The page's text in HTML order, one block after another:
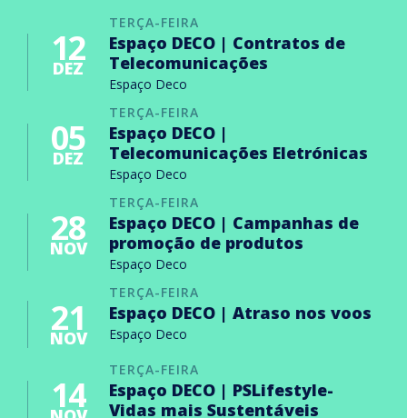
TERÇA-FEIRA
12
DEZ
Espaço DECO | Contratos de
Telecomunicações
Espaço Deco
TERÇA-FEIRA
05
DEZ
Espaço DECO |
Telecomunicações Eletrónicas
Espaço Deco
TERÇA-FEIRA
28
NOV
Espaço DECO | Campanhas de
promoção de produtos
Espaço Deco
TERÇA-FEIRA
21
NOV
Espaço DECO | Atraso nos voos
Espaço Deco
TERÇA-FEIRA
14
Espaço DECO | PSLifestyle-
Vidas mais Sustentáveis